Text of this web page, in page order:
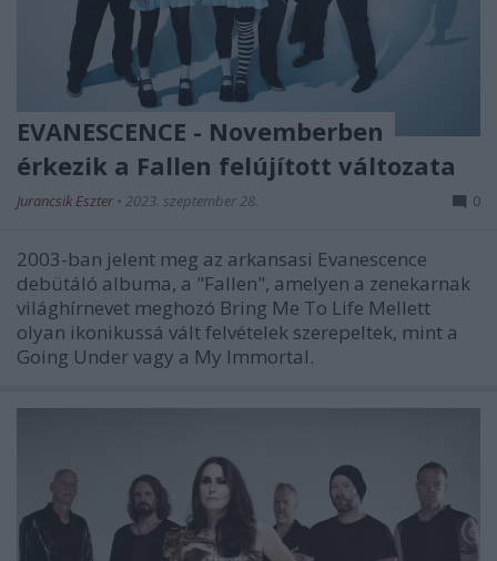
EVANESCENCE - Novemberben
érkezik a Fallen felújított változata
Jurancsik Eszter • 2023. szeptember 28. 0
2003-ban jelent meg az arkansasi Evanescence
debütáló albuma, a "Fallen", amelyen a zenekarnak
világhírnevet meghozó Bring Me To Life Mellett
olyan ikonikussá vált felvételek szerepeltek, mint a
Going Under vagy a My Immortal.